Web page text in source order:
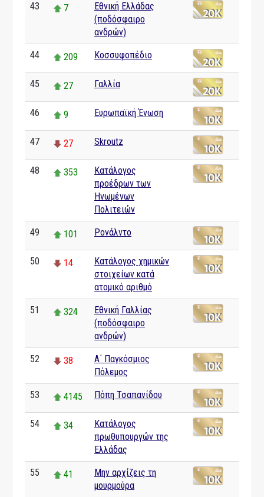
43 7
Εθνική Ελλάδας
(ποδόσφαιρο
ανδρών)
44 209 Κοσσυφοπέδιο
45 27 Γαλλία
46 9 Ευρωπαϊκή Ένωση
47 27 Skroutz
48 353
Κατάλογος
προέδρων των
Ηνωμένων
Πολιτειών
49 101 Ρονάλντο
50 14
Κατάλογος χημικών
στοιχείων κατά
ατομικό αριθμό
51 324
Εθνική Γαλλίας
(ποδόσφαιρο
ανδρών)
52 38
Α΄ Παγκόσμιος
Πόλεμος
53 4145 Πόπη Τσαπανίδου
54 34
Κατάλογος
πρωθυπουργών της
Ελλάδας
55 41
Μην αρχίζεις τη
μουρμούρα